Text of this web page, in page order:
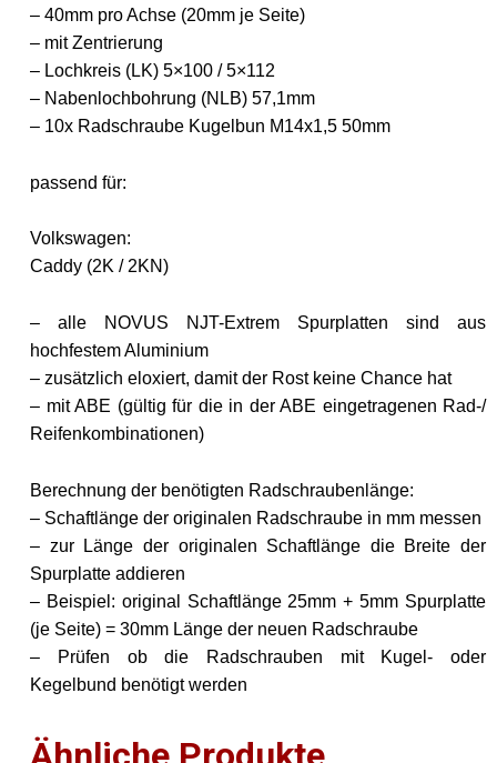
– 40mm pro Achse (20mm je Seite)
– mit Zentrierung
– Lochkreis (LK) 5×100 / 5×112
– Nabenlochbohrung (NLB) 57,1mm
– 10x Radschraube Kugelbun M14x1,5 50mm
passend für:
Volkswagen:
Caddy (2K / 2KN)
– alle NOVUS NJT-Extrem Spurplatten sind aus
hochfestem Aluminium
– zusätzlich eloxiert, damit der Rost keine Chance hat
– mit ABE (gültig für die in der ABE eingetragenen Rad-/
Reifenkombinationen)
Berechnung der benötigten Radschraubenlänge:
– Schaftlänge der originalen Radschraube in mm messen
– zur Länge der originalen Schaftlänge die Breite der
Spurplatte addieren
– Beispiel: original Schaftlänge 25mm + 5mm Spurplatte
(je Seite) = 30mm Länge der neuen Radschraube
– Prüfen ob die Radschrauben mit Kugel- oder
Kegelbund benötigt werden